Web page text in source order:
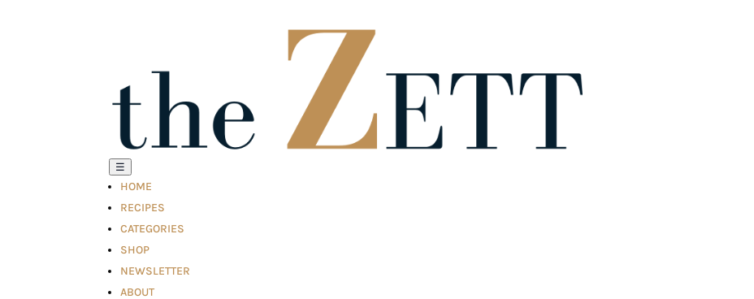
☰
HOME
RECIPES
CATEGORIES
SHOP
NEWSLETTER
ABOUT